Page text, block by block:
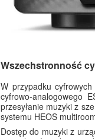
Wszechstronność
W przypadku
cyfrowo-analogowego
przesyłanie muzyki z
systemu HEOS
Dostęp do muzyki z